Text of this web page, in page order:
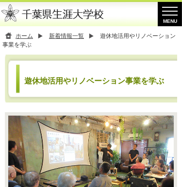
ホーム 新着情報一覧
遊休地活用やリノベーション
事業を学ぶ
遊休地活用やリノベーション事業を学ぶ